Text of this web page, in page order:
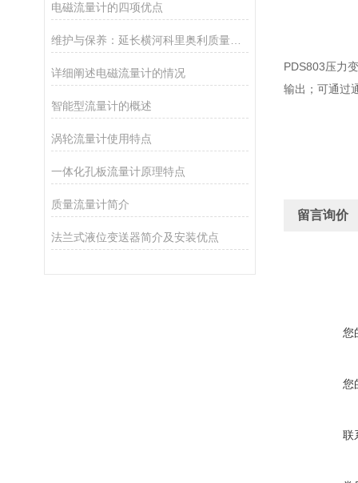
电磁流量计的四项优点
维护与保养：延长横河科里奥利质量流量计使用寿命的方法
详细阐述电磁流量计的情况
智能型流量计的概述
涡轮流量计使用特点
一体化孔板流量计原理特点
质量流量计简介
法兰式液位变送器简介及安装优点
PDS803压力
输出；可通过
留言询价
您
您
联